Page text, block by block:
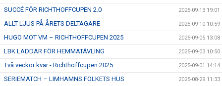
SUCCÉ FÖR RICHTHOFFCUPEN 2.0 2025-09-13 19:01
ALLT LJUS PÅ ÅRETS DELTAGARE 2025-09-10 10:59
HUGO MOT VM – RICHTHOFFCUPEN 2025 2025-09-05 13:08
LBK LADDAR FÖR HEMMATÄVLING 2025-09-03 10:50
Två veckor kvar - Richthoffcupen 2025 2025-09-01 14:14
SERIEMATCH – LIMHAMNS FOLKETS HUS 2025-08-29 11:33